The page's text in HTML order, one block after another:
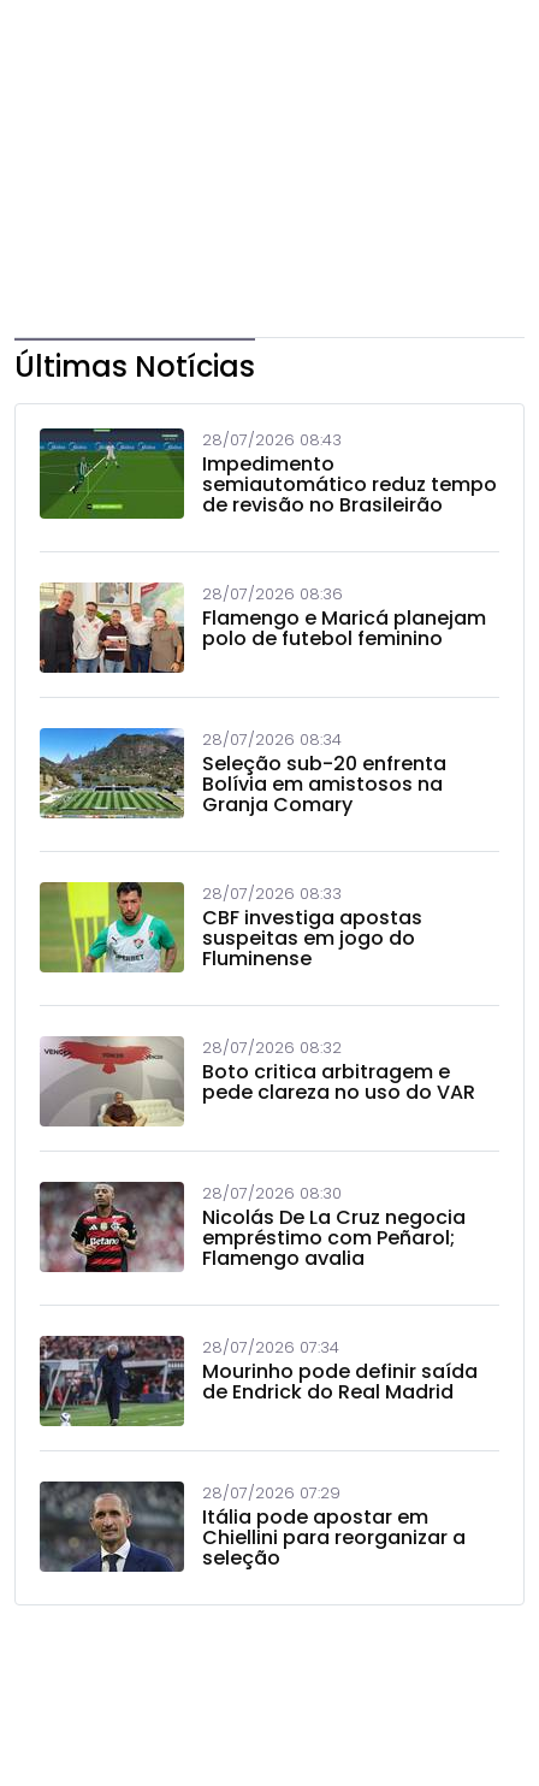
Últimas Notícias
28/07/2026 08:43
Impedimento
semiautomático reduz tempo
de revisão no Brasileirão
28/07/2026 08:36
Flamengo e Maricá planejam
polo de futebol feminino
28/07/2026 08:34
Seleção sub-20 enfrenta
Bolívia em amistosos na
Granja Comary
28/07/2026 08:33
CBF investiga apostas
suspeitas em jogo do
Fluminense
28/07/2026 08:32
Boto critica arbitragem e
pede clareza no uso do VAR
28/07/2026 08:30
Nicolás De La Cruz negocia
empréstimo com Peñarol;
Flamengo avalia
28/07/2026 07:34
Mourinho pode definir saída
de Endrick do Real Madrid
28/07/2026 07:29
Itália pode apostar em
Chiellini para reorganizar a
seleção